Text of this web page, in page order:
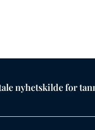
nyhetskilde for